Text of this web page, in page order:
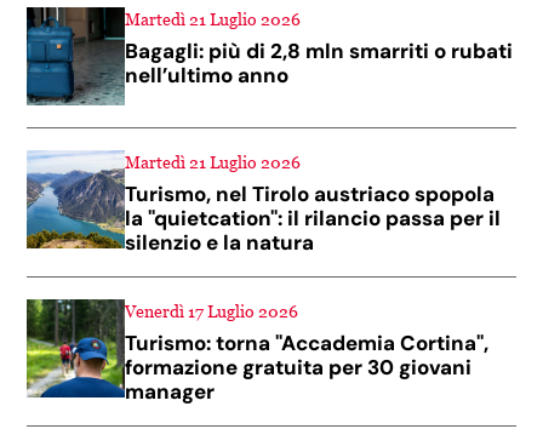
Martedì 21 Luglio 2026
Bagagli: più di 2,8 mln smarriti o rubati
nell’ultimo anno
Martedì 21 Luglio 2026
Turismo, nel Tirolo austriaco spopola
la "quietcation": il rilancio passa per il
silenzio e la natura
Venerdì 17 Luglio 2026
Turismo: torna "Accademia Cortina",
formazione gratuita per 30 giovani
manager